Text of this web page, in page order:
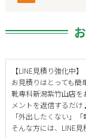
【LINE見積り強化中】
お見積りはとっても簡
靴専科新潟紫竹山店を
メントを返信するだけ
「外出したくない」
そんな方には、LINE見